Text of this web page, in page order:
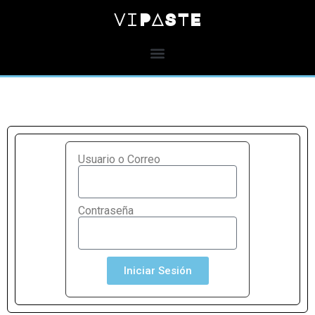
viPASTE
Usuario o Correo
Contraseña
Iniciar Sesión